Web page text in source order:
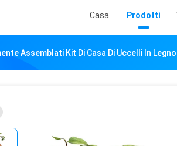
Casa. Prodotti
Assemblati Kit Di Casa Di Uccelli In